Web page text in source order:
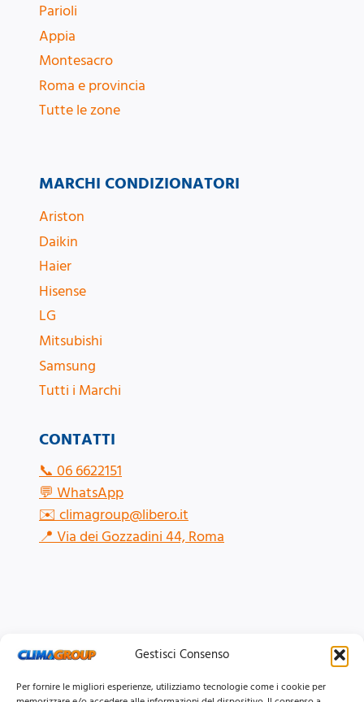
Gestisci Consenso
Per fornire le migliori esperienze, utilizziamo tecnologie come i cookie per
Parioli
Appia
Montesacro
Roma e provincia
Tutte le zone
CONTATTI
📞06 6622151
💬WhatsApp
✉️climagroup@libero.it
📍Via dei Gozzadini 44, Roma
MARCHI CONDIZIONATORI
Ariston
Daikin
Haier
Hisense
LG
Mitsubishi
Samsung
Tutti i Marchi